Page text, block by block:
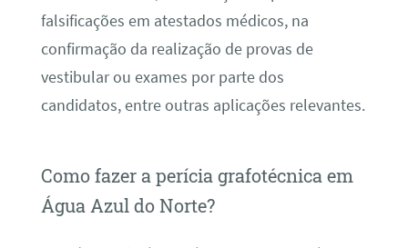
falsificações em atestados médicos, na
confirmação da realização de provas de
vestibular ou exames por parte dos
candidatos, entre outras aplicações relevantes.
Como fazer a perícia grafotécnica em
Água Azul do Norte?